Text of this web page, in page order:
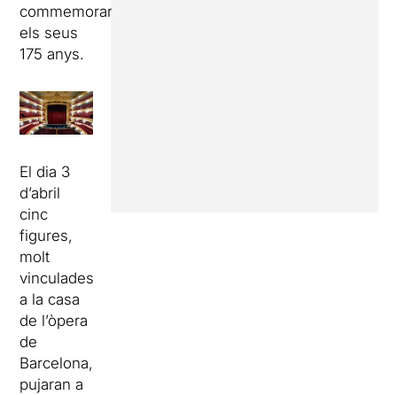
commemorar
els seus
175 anys.
El dia 3
d’abril
cinc
figures,
molt
vinculades
a la casa
de l’òpera
de
Barcelona,
pujaran a